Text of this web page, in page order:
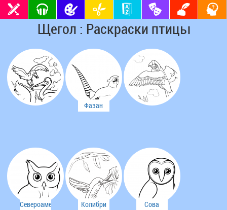
Щегол : Раскраски птицы
Фазан
СевероамериканскаяКолибри Сова